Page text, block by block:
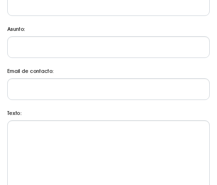
Asunto:
Email de contacto:
Texto: